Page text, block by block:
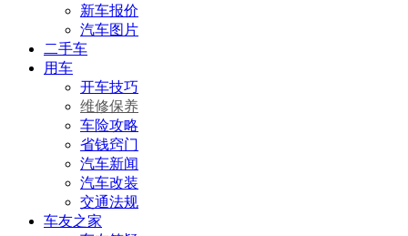
新车报价
汽车图片
二手车
用车
开车技巧
维修保养
车险攻略
省钱窍门
汽车新闻
汽车改装
交通法规
车友之家